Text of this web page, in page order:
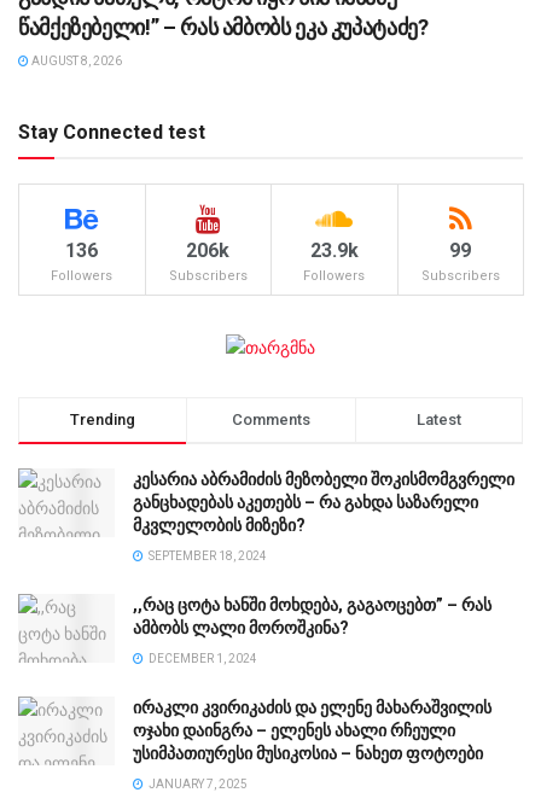
წამქეზებელი!” – რას ამბობს ეკა კუპატაძე?
AUGUST 8, 2026
Stay Connected test
136
Followers
206k
Subscribers
23.9k
Followers
99
Subscribers
Trending Comments Latest
კესარია აბრამიძის მეზობელი შოკისმომგვრელი
განცხადებას აკეთებს – რა გახდა საზარელი
მკვლელობის მიზეზი?
SEPTEMBER 18, 2024
,,რაც ცოტა ხანში მოხდება, გაგაოცებთ” – რას
ამბობს ლალი მოროშკინა?
DECEMBER 1, 2024
ირაკლი კვირიკაძის და ელენე მახარაშვილის
ოჯახი დაინგრა – ელენეს ახალი რჩეული
უსიმპათიურესი მუსიკოსია – ნახეთ ფოტოები
JANUARY 7, 2025